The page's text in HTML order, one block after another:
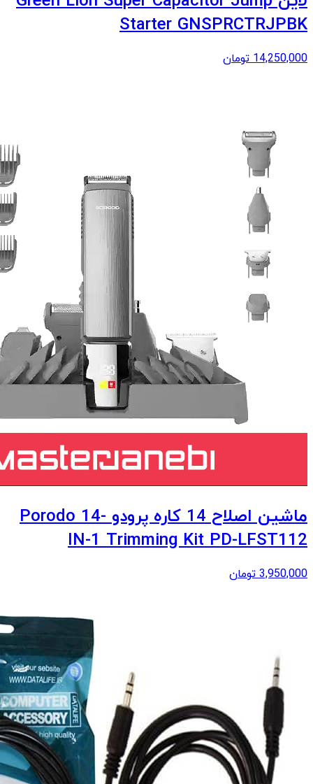
Starter GNSPRCTRJPBK
14,250,000 تومان
ماشین اصلاح 14 کاره پرودو Porodo 14-
IN-1 Trimming Kit PD-LFST112
3,950,000 تومان